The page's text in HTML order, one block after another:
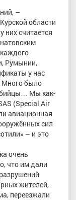
–
области
них считается
Румынии,
у нас
Много было
Мы как-
(Special Air
авиационная
сил
– и это
очень
что им дали
жителей,
переезжали